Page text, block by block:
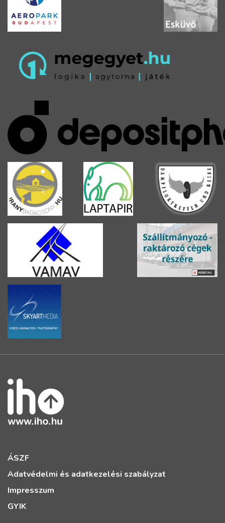
ÁSZF
Adatvédelmi és adatkezelési szabályzat
Impresszum
GYIK